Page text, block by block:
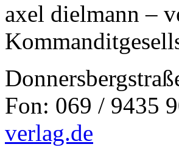
axel dielmann –
Fon: 069 / 9435
verlag.de